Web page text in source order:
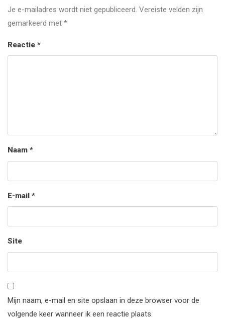
Je e-mailadres wordt niet gepubliceerd. Vereiste velden zijn
gemarkeerd met *
Reactie *
Naam *
E-mail *
Site
Mijn naam, e-mail en site opslaan in deze browser voor de
volgende keer wanneer ik een reactie plaats.